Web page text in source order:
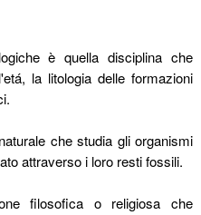
è quella disciplina che
la litologia delle formazioni
che studia gli organismi
attraverso i loro resti fossili.
filosofica o religiosa che